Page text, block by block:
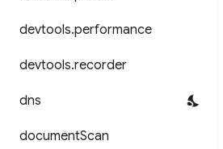
devtools.performance
devtools.recorder
dns
documentScan